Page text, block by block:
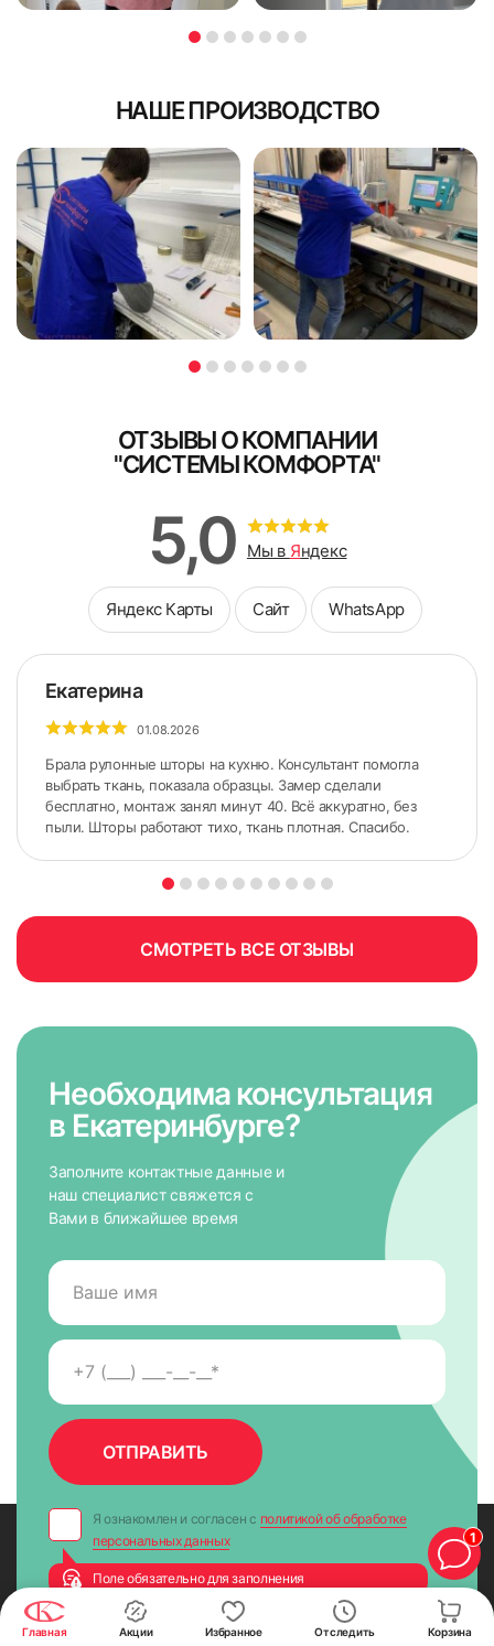
Главная Акции Отследить
Избранное Корзина
НАШЕ ПРОИЗВОДСТВО
ОТЗЫВЫ О КОМПАНИИ
"СИСТЕМЫ КОМФОРТА"
5,0 Мы в Яндекс
Яндекс Карты Сайт WhatsApp
Екатерина
01.08.2026
Брала рулонные шторы на кухню. Консультант помогла
выбрать ткань, показала образцы. Замер сделали
бесплатно, монтаж занял минут 40. Всё аккуратно, без
пыли. Шторы работают тихо, ткань плотная. Спасибо.
СМОТРЕТЬ ВСЕ ОТЗЫВЫ
Необходима консультация
в Екатеринбурге?
Заполните контактные данные и
наш специалист свяжется с
Вами в ближайшее время
Я ознакомлен и согласен с политикой об обработке
персональных данных
Поле обязательно для заполнения
1